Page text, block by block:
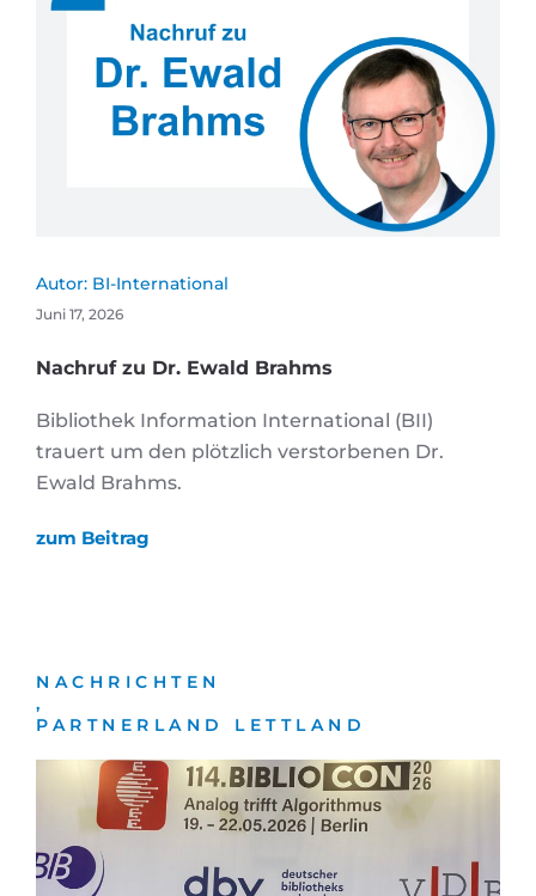
Autor: BI-International
Juni 17, 2026
Nachruf zu Dr. Ewald Brahms
Bibliothek Information International (BII)
trauert um den plötzlich verstorbenen Dr.
Ewald Brahms.
zum Beitrag
NACHRICHTEN
,
PARTNERLAND LETTLAND